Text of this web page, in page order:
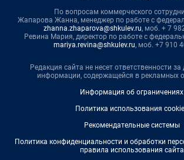
По вопросам коммерческого
Жапарова Жанна, менеджер по работе с
zhanna.zhaparova@shkulev.ru, моб. + 7
Ревина Мария, директор по работе с
mariya.revina@shkulev.ru, моб. +7 910
Редакция сайта не несет ответственности за
информации, содержащейся в рекламных
Информация об ограничениях
Политика использования
Рекомендательные системы
Политика конфиденциальности и обработки
правила использования сайта